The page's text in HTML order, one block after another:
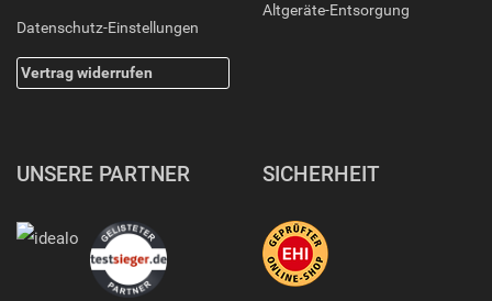
Datenschutz-Einstellungen
Vertrag widerrufen
Altgeräte-Entsorgung
UNSERE PARTNER SICHERHEIT